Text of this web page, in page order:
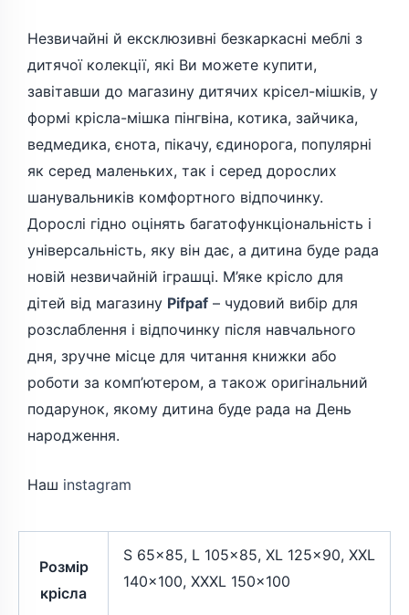
Незвичайні й ексклюзивні безкаркасні меблі з
дитячої колекції, які Ви можете купити,
завітавши до магазину дитячих крісел-мішків, у
формі крісла-мішка пінгвіна, котика, зайчика,
ведмедика, єнота, пікачу, єдинорога, популярні
як серед маленьких, так і серед дорослих
шанувальників комфортного відпочинку.
Дорослі гідно оцінять багатофункціональність і
універсальність, яку він дає, а дитина буде рада
новій незвичайній іграшці. М’яке крісло для
дітей від магазину Pifpaf – чудовий вибір для
розслаблення і відпочинку після навчального
дня, зручне місце для читання книжки або
роботи за комп’ютером, а також оригінальний
подарунок, якому дитина буде рада на День
народження.
Наш instagram
Розмір
крісла
S 65×85, L 105×85, XL 125×90, XXL
140×100, XXXL 150×100